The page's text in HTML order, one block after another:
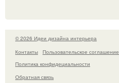
© 2026 Идеи дизайна интерьера
Контакты
Пользовательское соглашение
Политика конфидециальности
Обратная связь